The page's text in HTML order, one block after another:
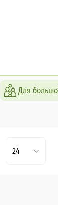
Для
24